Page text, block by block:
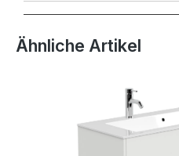
Produktgalerie überspringen
Ähnliche Artikel